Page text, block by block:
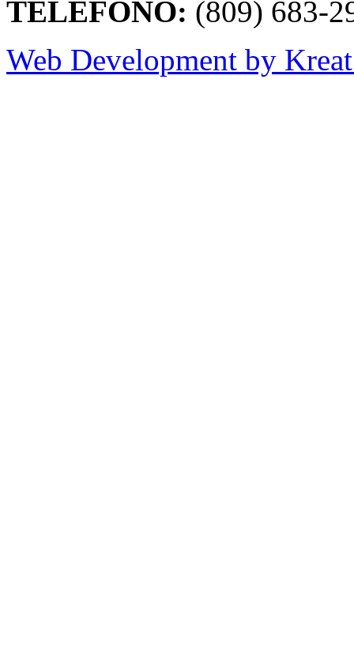
TELÉFONO: (809) 683-
Web Development by